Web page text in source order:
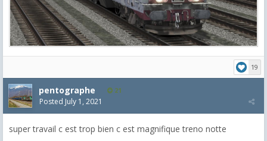
19
pentographe 21
Posted July 1, 2021
super travail c est trop bien c est magnifique treno notte